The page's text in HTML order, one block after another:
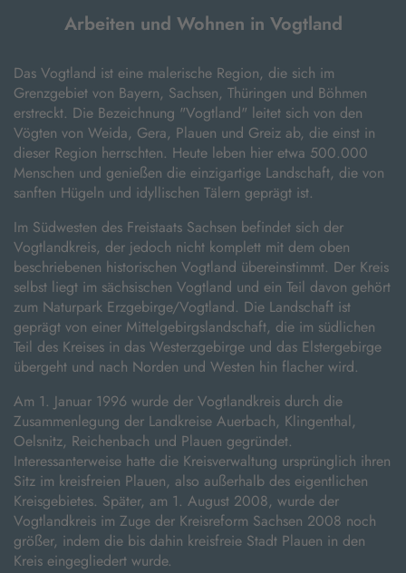
Arbeiten und Wohnen in Vogtland
Das Vogtland ist eine malerische Region, die sich im
Grenzgebiet von Bayern, Sachsen, Thüringen und Böhmen
erstreckt. Die Bezeichnung "Vogtland" leitet sich von den
Vögten von Weida, Gera, Plauen und Greiz ab, die einst in
dieser Region herrschten. Heute leben hier etwa 500.000
Menschen und genießen die einzigartige Landschaft, die von
sanften Hügeln und idyllischen Tälern geprägt ist.
Im Südwesten des Freistaats Sachsen befindet sich der
Vogtlandkreis, der jedoch nicht komplett mit dem oben
beschriebenen historischen Vogtland übereinstimmt. Der Kreis
selbst liegt im sächsischen Vogtland und ein Teil davon gehört
zum Naturpark Erzgebirge/Vogtland. Die Landschaft ist
geprägt von einer Mittelgebirgslandschaft, die im südlichen
Teil des Kreises in das Westerzgebirge und das Elstergebirge
übergeht und nach Norden und Westen hin flacher wird.
Am 1. Januar 1996 wurde der Vogtlandkreis durch die
Zusammenlegung der Landkreise Auerbach, Klingenthal,
Oelsnitz, Reichenbach und Plauen gegründet.
Interessanterweise hatte die Kreisverwaltung ursprünglich ihren
Sitz im kreisfreien Plauen, also außerhalb des eigentlichen
Kreisgebietes. Später, am 1. August 2008, wurde der
Vogtlandkreis im Zuge der Kreisreform Sachsen 2008 noch
größer, indem die bis dahin kreisfreie Stadt Plauen in den
Kreis eingegliedert wurde.